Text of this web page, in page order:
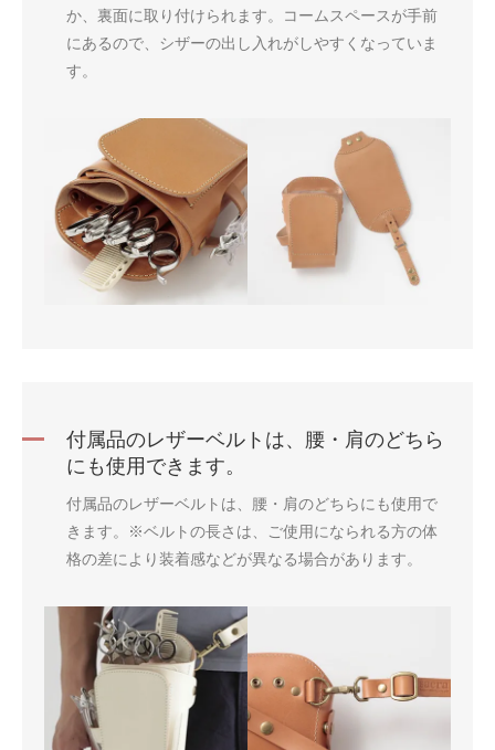
か、裏面に取り付けられます。コームスペースが手前
にあるので、シザーの出し入れがしやすくなっていま
す。
付属品のレザーベルトは、腰・肩のどちら
にも使用できます。
付属品のレザーベルトは、腰・肩のどちらにも使用で
きます。※ベルトの長さは、ご使用になられる方の体
格の差により装着感などが異なる場合があります。